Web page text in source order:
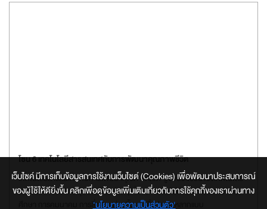
โซน 6 เทคโนโลยีสารสนเทศกับการพัฒนาคุณภาพชีวิต
เทคโนโลยีสารสนเทศกับการพัฒนาคุณภาพชีวิต รู้จักประโยชน์ของเทคโนโลยี
สารสนเทศต่อชีวิตมนุษย์ในด้านต่าง ๆ ที่เราอาจคาดไม่ถึง ทั้งการแพทย์ การ
ศึกษา การคมนาคม การสื่อสาร ผ่านชิ้นงานสื่อประสมหลากแบบ
เว็บไซค์ มีการเก็บข้อมูลการใช้งานเว็บไซต์ (Cookies) เพื่อพัฒนาประสบการณ์
ของผู้ใช้ให้ดียิ่งขึ้น คลิกเพื่อดูข้อมูลเพิ่มเติมเกี่ยวกับการใช้คุกกี้ของเราผ่านทาง
‘นโยบายความเป็นส่วนตัว'